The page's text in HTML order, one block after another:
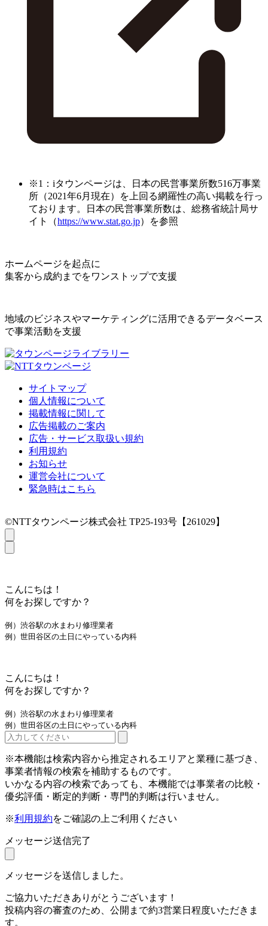
※1：iタウンページは、日本の民営事業所数516万事業
所（2021年6月現在）を上回る網羅性の高い掲載を行っ
ております。日本の民営事業所数は、総務省統計局サ
イト（https://www.stat.go.jp）を参照
ホームページを起点に
集客から成約までをワンストップで支援
地域のビジネスやマーケティングに活用できるデータベース
で事業活動を支援
サイトマップ
個人情報について
掲載情報に関して
広告掲載のご案内
広告・サービス取扱い規約
利用規約
お知らせ
運営会社について
緊急時はこちら
©NTTタウンページ株式会社 TP25-193号【261029】
こんにちは！
何をお探しですか？
例）渋谷駅の水まわり修理業者
例）世田谷区の土日にやっている内科
こんにちは！
何をお探しですか？
例）渋谷駅の水まわり修理業者
例）世田谷区の土日にやっている内科
※本機能は検索内容から推定されるエリアと業種に基づき、
事業者情報の検索を補助するものです。
いかなる内容の検索であっても、本機能では事業者の比較・
優劣評価・断定的判断・専門的判断は行いません。
※利用規約をご確認の上ご利用ください
メッセージ送信完了
メッセージを送信しました。
ご協力いただきありがとうございます！
投稿内容の審査のため、公開まで約3営業日程度いただきま
す。